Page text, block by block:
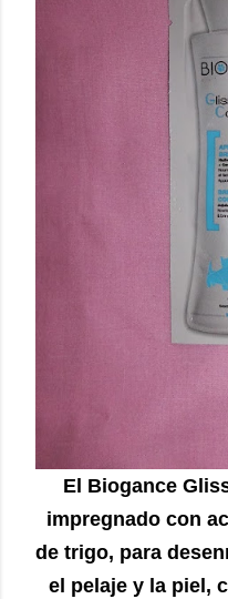
El Biogance
impregnado con
de trigo, para
el pelaje y la piel,